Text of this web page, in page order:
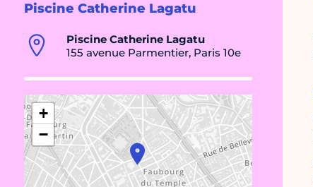
Piscine Catherine Lagatu
Piscine Catherine Lagatu
155 avenue Parmentier, Paris 10e
+
−